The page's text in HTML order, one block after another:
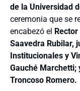
de la Universidad
ceremonia que se
encabezó el
Saavedra Rubilar,
Institucionales y
Gauché Marchetti;
Troncoso Romero.